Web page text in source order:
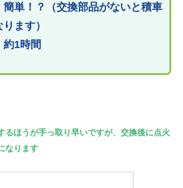
！？（交換部品がないと積車
ます）
1時間
るほうが手っ取り早いですが、交換後に点火
なります